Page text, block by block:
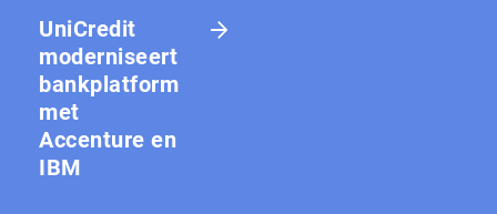
UniCredit
moderniseert
bankplatform
met
Accenture en
IBM